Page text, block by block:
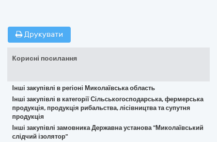
Друкувати
Корисні посилання
Інші закупівлі в регіоні Миколаївська область
Інші закупівлі в категорії Сільськогосподарська, фермерська
продукція, продукція рибальства, лісівництва та супутня
продукція
Інші закупівлі замовника Державна установа "Миколаївський
слідчий ізолятор"